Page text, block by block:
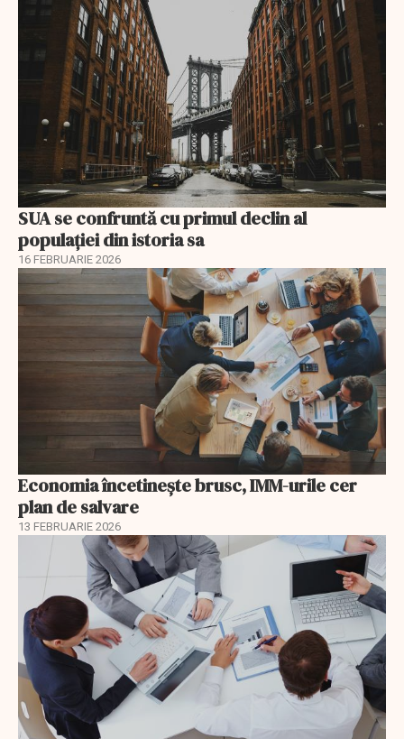
SUA se confruntă cu primul declin al
populației din istoria sa
16 FEBRUARIE 2026
Economia încetinește brusc, IMM-urile cer
plan de salvare
13 FEBRUARIE 2026